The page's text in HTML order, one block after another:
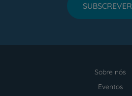
SUBSCREVER
Sobre nós
Eventos